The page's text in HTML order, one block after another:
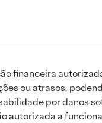
financeira
ou atrasos,
por danos
autorizada a